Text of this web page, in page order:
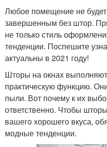
Любое помещение не
завершенным без штор.
не только стиль
тенденции. Поспешите
актуальны в 2021 году!
Шторы на окнах выполняют
практическую функцию.
пыли. Вот почему к их
ответственно. Чтобы
вашего хорошего вкуса,
модные тенденции.